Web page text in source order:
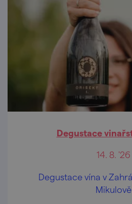
Degustace
14. 8. '26
Degustace vína v
Mikulově